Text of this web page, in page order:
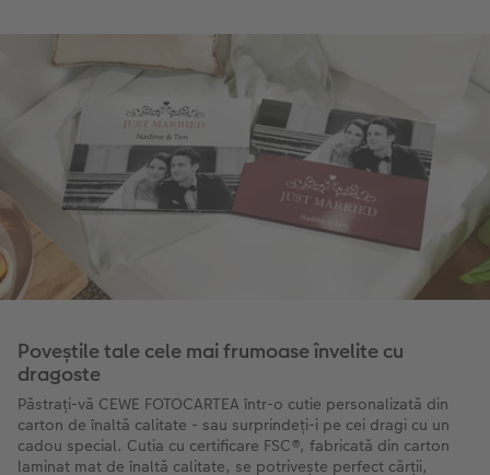
Poveștile tale cele mai frumoase învelite cu
dragoste
Păstrați-vă CEWE FOTOCARTEA într-o cutie personalizată din
carton de înaltă calitate - sau surprindeți-i pe cei dragi cu un
cadou special. Cutia cu certificare FSC®, fabricată din carton
laminat mat de înaltă calitate, se potrivește perfect cărții,